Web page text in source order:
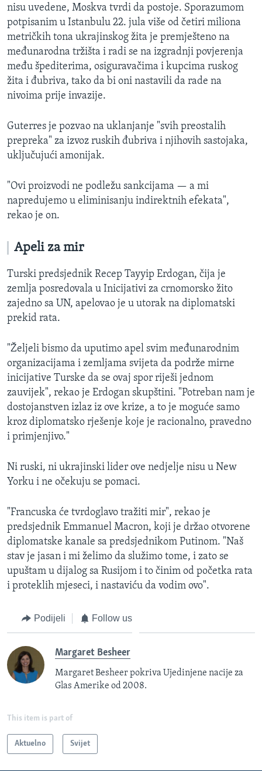
nisu uvedene, Moskva tvrdi da postoje. Sporazumom
potpisanim u Istanbulu 22. jula više od četiri miliona
metričkih tona ukrajinskog žita je premješteno na
međunarodna tržišta i radi se na izgradnji povjerenja
među špediterima, osiguravačima i kupcima ruskog
žita i đubriva, tako da bi oni nastavili da rade na
nivoima prije invazije.
Guterres je pozvao na uklanjanje "svih preostalih
prepreka" za izvoz ruskih đubriva i njihovih sastojaka,
uključujući amonijak.
"Ovi proizvodi ne podležu sankcijama — a mi
napredujemo u eliminisanju indirektnih efekata",
rekao je on.
Apeli za mir
Turski predsjednik Recep Tayyip Erdogan, čija je
zemlja posredovala u Inicijativi za crnomorsko žito
zajedno sa UN, apelovao je u utorak na diplomatski
prekid rata.
"Željeli bismo da uputimo apel svim međunarodnim
organizacijama i zemljama svijeta da podrže mirne
inicijative Turske da se ovaj spor riješi jednom
zauvijek", rekao je Erdogan skupštini. "Potreban nam je
dostojanstven izlaz iz ove krize, a to je moguće samo
kroz diplomatsko rješenje koje je racionalno, pravedno
i primjenjivo."
Ni ruski, ni ukrajinski lider ove nedjelje nisu u New
Yorku i ne očekuju se pomaci.
"Francuska će tvrdoglavo tražiti mir", rekao je
predsjednik Emmanuel Macron, koji je držao otvorene
diplomatske kanale sa predsjednikom Putinom. "Naš
stav je jasan i mi želimo da služimo tome, i zato se
upuštam u dijalog sa Rusijom i to činim od početka rata
i proteklih mjeseci, i nastaviću da vodim ovo".
Podijeli Follow us
Margaret Besheer
Margaret Besheer pokriva Ujedinjene nacije za
Glas Amerike od 2008.
This item is part of
Aktuelno Svijet